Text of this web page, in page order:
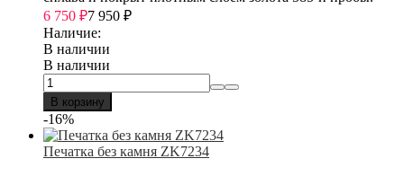
6 750 ₽7 950 ₽
Наличие:
В наличии
В наличии
В корзину
-16%
Печатка без камня ZK7234